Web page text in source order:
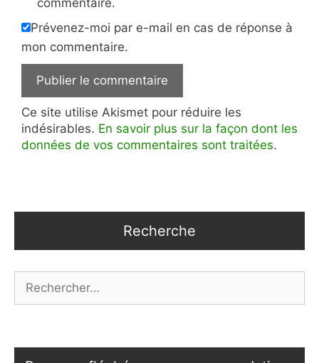
commentaire.
Prévenez-moi par e-mail en cas de réponse à
mon commentaire.
Ce site utilise Akismet pour réduire les
indésirables. En savoir plus sur la façon dont les
données de vos commentaires sont traitées.
Recherche